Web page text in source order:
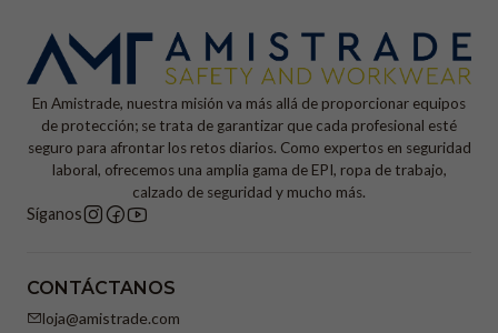
En Amistrade, nuestra misión va más allá de proporcionar equipos
de protección; se trata de garantizar que cada profesional esté
seguro para afrontar los retos diarios. Como expertos en seguridad
laboral, ofrecemos una amplia gama de EPI, ropa de trabajo,
calzado de seguridad y mucho más.
Síganos
CONTÁCTANOS
loja@amistrade.com